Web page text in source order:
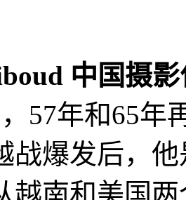
中国摄
57年和65年
战爆发后，
越南和美国